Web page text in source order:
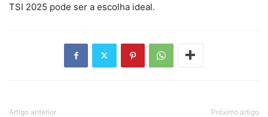
TSI 2025 pode ser a escolha ideal.
Artigo anterior Próximo artigo